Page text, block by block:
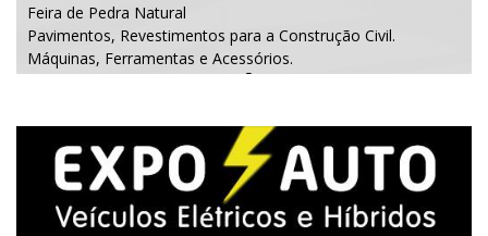
Feira de Pedra Natural
Pavimentos, Revestimentos para a Construção Civil.
Máquinas, Ferramentas e Acessórios.
6 a 8 de maio 2027 - EXPOSALÃO - Batalha